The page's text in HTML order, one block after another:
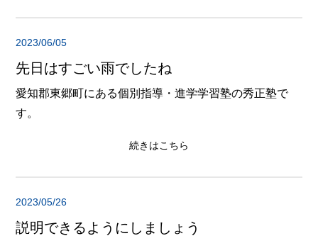
2023/06/05
先日はすごい雨でしたね
愛知郡東郷町にある個別指導・進学学習塾の秀正塾で
す。
続きはこちら
2023/05/26
説明できるようにしましょう